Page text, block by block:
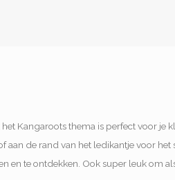
Kangaroots thema is perfect voor
aan de rand van het ledikantje voor
en te ontdekken. Ook super leuk om